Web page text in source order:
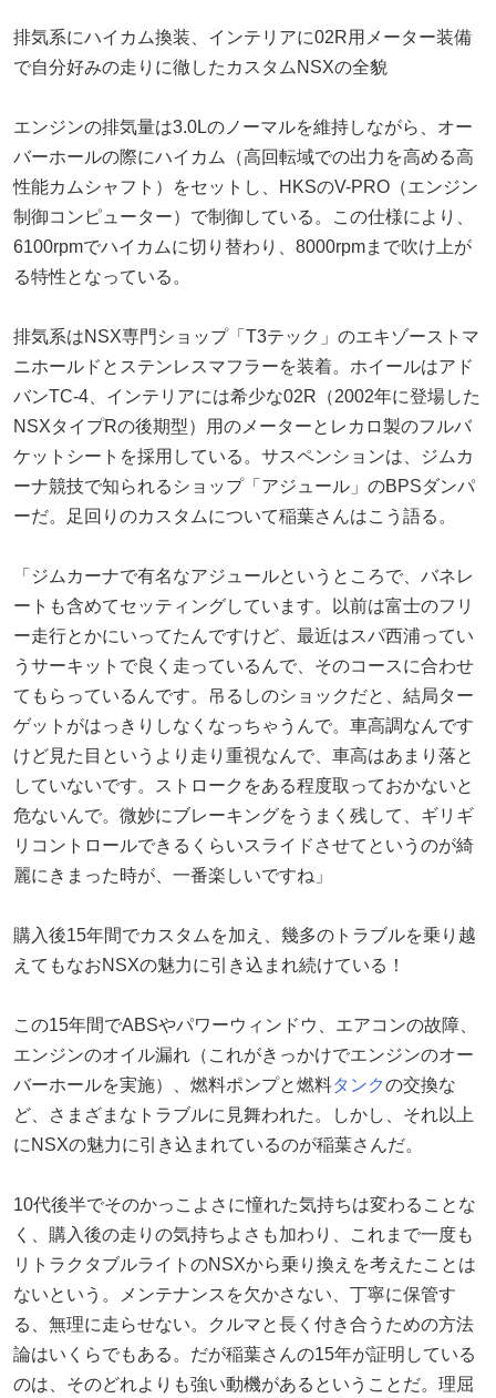
排気系にハイカム換装、インテリアに02R用メーター装備
で自分好みの走りに徹したカスタムNSXの全貌
エンジンの排気量は3.0Lのノーマルを維持しながら、オー
バーホールの際にハイカム（高回転域での出力を高める高
性能カムシャフト）をセットし、HKSのV-PRO（エンジン
制御コンピューター）で制御している。この仕様により、
6100rpmでハイカムに切り替わり、8000rpmまで吹け上が
る特性となっている。
排気系はNSX専門ショップ「T3テック」のエキゾーストマ
ニホールドとステンレスマフラーを装着。ホイールはアド
バンTC-4、インテリアには希少な02R（2002年に登場した
NSXタイプRの後期型）用のメーターとレカロ製のフルバ
ケットシートを採用している。サスペンションは、ジムカ
ーナ競技で知られるショップ「アジュール」のBPSダンパ
ーだ。足回りのカスタムについて稲葉さんはこう語る。
「ジムカーナで有名なアジュールというところで、バネレ
ートも含めてセッティングしています。以前は富士のフリ
ー走行とかにいってたんですけど、最近はスパ西浦ってい
うサーキットで良く走っているんで、そのコースに合わせ
てもらっているんです。吊るしのショックだと、結局ター
ゲットがはっきりしなくなっちゃうんで。車高調なんです
けど見た目というより走り重視なんで、車高はあまり落と
していないです。ストロークをある程度取っておかないと
危ないんで。微妙にブレーキングをうまく残して、ギリギ
リコントロールできるくらいスライドさせてというのが綺
麗にきまった時が、一番楽しいですね」
購入後15年間でカスタムを加え、幾多のトラブルを乗り越
えてもなおNSXの魅力に引き込まれ続けている！
この15年間でABSやパワーウィンドウ、エアコンの故障、
エンジンのオイル漏れ（これがきっかけでエンジンのオー
バーホールを実施）、燃料ポンプと燃料タンクの交換な
ど、さまざまなトラブルに見舞われた。しかし、それ以上
にNSXの魅力に引き込まれているのが稲葉さんだ。
10代後半でそのかっこよさに憧れた気持ちは変わることな
く、購入後の走りの気持ちよさも加わり、これまで一度も
リトラクタブルライトのNSXから乗り換えを考えたことは
ないという。メンテナンスを欠かさない、丁寧に保管す
る、無理に走らせない。クルマと長く付き合うための方法
論はいくらでもある。だが稲葉さんの15年が証明している
のは、そのどれよりも強い動機があるということだ。理屈